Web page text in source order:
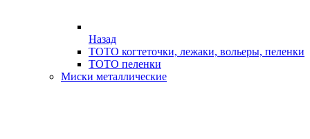
Назад
ТОТО когтеточки, лежаки, вольеры, пеленки
ТОТО пеленки
Миски металлические